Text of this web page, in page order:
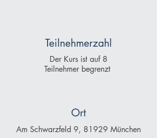
Teilnehmerzahl
Der Kurs ist auf 8
Teilnehmer begrenzt
Ort
Am Schwarzfeld 9, 81929 München